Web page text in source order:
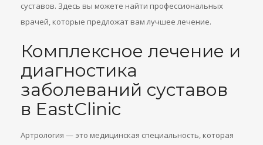
суставов. Здесь вы можете найти профессиональных
врачей, которые предложат вам лучшее лечение.
Комплексное лечение и
диагностика
заболеваний суставов
в EastClinic
Артрология — это медицинская специальность, которая